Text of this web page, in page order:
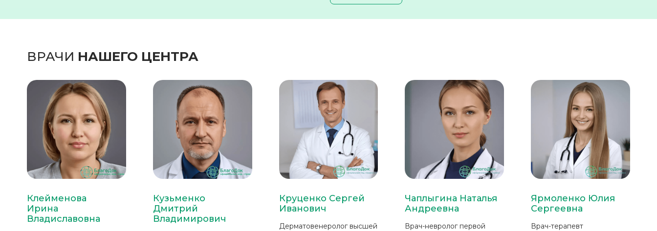
ВРАЧИ НАШЕГО ЦЕНТРА
Клейменова
Ирина
Владиславовна
Кузьменко
Дмитрий
Владимирович
Круценко Сергей
Иванович
Дерматовенеролог высшей
Чаплыгина Наталья
Андреевна
Врач-невролог первой
Ярмоленко Юлия
Сергеевна
Врач-терапевт